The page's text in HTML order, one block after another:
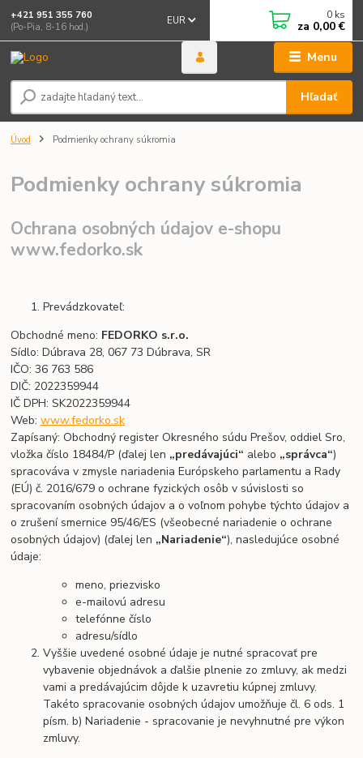
Menu
EUR
Hľadať
+421 951 355 760
(Po-Pia, 8-16 hod.)
0 ks
za 0,00 €
Úvod Podmienky ochrany súkromia
Podmienky ochrany súkromia
Ochrana osobných údajov e-shopu
www.fedorko.sk
Prevádzkovateľ:
Obchodné meno: FEDORKO s.r.o.
Sídlo: Dúbrava 28, 067 73 Dúbrava, SR
IČO: 36 763 586
DIČ: 2022359944
IČ DPH: SK2022359944
Web:www.fedorko.sk
Zapísaný: Obchodný register Okresného súdu Prešov, oddiel Sro,
vložka číslo 18484/P (ďalej len „predávajúci“ alebo „správca“)
spracováva v zmysle nariadenia Európskeho parlamentu a Rady
(EÚ) č. 2016/679 o ochrane fyzických osôb v súvislosti so
spracovaním osobných údajov a o voľnom pohybe týchto údajov a
o zrušení smernice 95/46/ES (všeobecné nariadenie o ochrane
osobných údajov) (ďalej len „Nariadenie“), nasledujúce osobné
údaje:
meno, priezvisko
e-mailovú adresu
telefónne číslo
adresu/sídlo
Vyššie uvedené osobné údaje je nutné spracovať pre
vybavenie objednávok a ďalšie plnenie zo zmluvy, ak medzi
vami a predávajúcim dôjde k uzavretiu kúpnej zmluvy.
Takéto spracovanie osobných údajov umožňuje čl. 6 ods. 1
písm. b) Nariadenie - spracovanie je nevyhnutné pre výkon
zmluvy.